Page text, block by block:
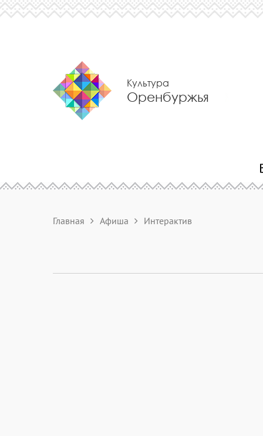
Культура
Оренбуржья
Главная Афиша Интерактив